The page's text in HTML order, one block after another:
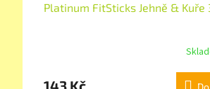
Platinum FitSticks Jehně & Kuře